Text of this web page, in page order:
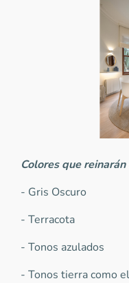
Colores que
- Gris Oscuro
- Terracota
- Tonos azulados
- Tonos tierra como